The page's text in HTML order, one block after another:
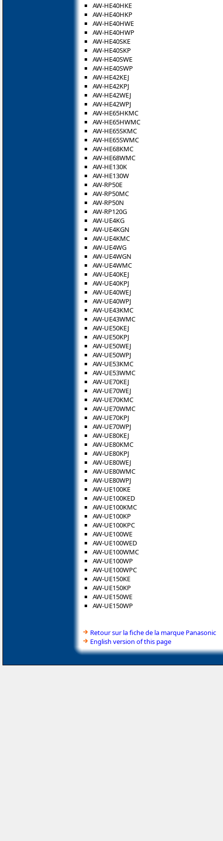
AW-HE40HKE
AW-HE40HKP
AW-HE40HWE
AW-HE40HWP
AW-HE40SKE
AW-HE40SKP
AW-HE40SWE
AW-HE40SWP
AW-HE42KEJ
AW-HE42KPJ
AW-HE42WEJ
AW-HE42WPJ
AW-HE65HKMC
AW-HE65HWMC
AW-HE65SKMC
AW-HE65SWMC
AW-HE68KMC
AW-HE68WMC
AW-HE130K
AW-HE130W
AW-RP50E
AW-RP50MC
AW-RP50N
AW-RP120G
AW-UE4KG
AW-UE4KGN
AW-UE4KMC
AW-UE4WG
AW-UE4WGN
AW-UE4WMC
AW-UE40KEJ
AW-UE40KPJ
AW-UE40WEJ
AW-UE40WPJ
AW-UE43KMC
AW-UE43WMC
AW-UE50KEJ
AW-UE50KPJ
AW-UE50WEJ
AW-UE50WPJ
AW-UE53KMC
AW-UE53WMC
AW-UE70KEJ
AW-UE70WEJ
AW-UE70KMC
AW-UE70WMC
AW-UE70KPJ
AW-UE70WPJ
AW-UE80KEJ
AW-UE80KMC
AW-UE80KPJ
AW-UE80WEJ
AW-UE80WMC
AW-UE80WPJ
AW-UE100KE
AW-UE100KED
AW-UE100KMC
AW-UE100KP
AW-UE100KPC
AW-UE100WE
AW-UE100WED
AW-UE100WMC
AW-UE100WP
AW-UE100WPC
AW-UE150KE
AW-UE150KP
AW-UE150WE
AW-UE150WP
Retour sur la fiche de la marque Panasonic
English version of this page